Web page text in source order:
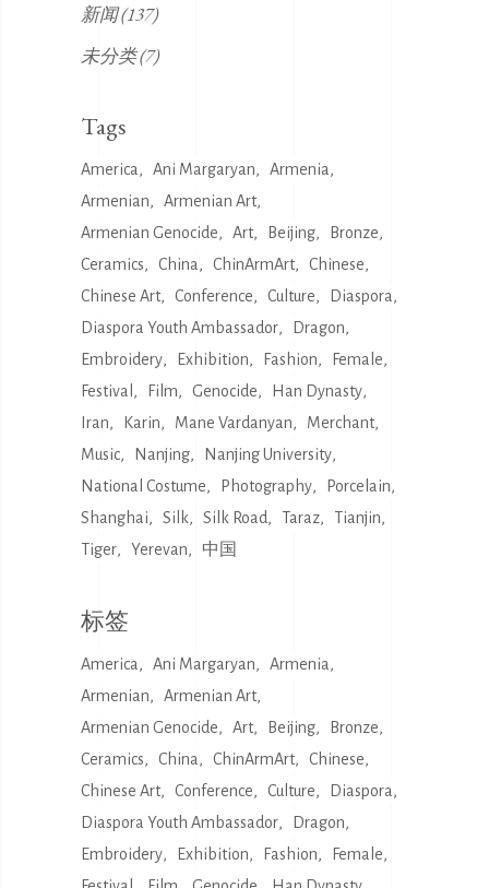
新闻(137)
未分类(7)
Tags
America Ani Margaryan
Armenia
Armenian
Armenian Art
Armenian Genocide
Art Beijing
Bronze
Ceramics
China ChinArmArt
Chinese
Chinese Art
Conference Culture
Diaspora
Diaspora Youth Ambassador
Dragon
Embroidery
Exhibition Fashion
Female
Festival
Film Genocide
Han Dynasty
Iran
Karin Mane Vardanyan
Merchant
Music
Nanjing
Nanjing University
National Costume
Photography
Porcelain
Shanghai
Silk Silk Road Taraz
Tianjin
Tiger
Yerevan 中国
标签
America Ani Margaryan
Armenia
Armenian
Armenian Art
Armenian Genocide
Art Beijing
Bronze
Ceramics
China ChinArmArt
Chinese
Chinese Art
Conference Culture
Diaspora
Diaspora Youth Ambassador
Dragon
Embroidery
Exhibition Fashion
Female